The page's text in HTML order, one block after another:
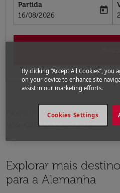
Partida
fc-booking-departure-date-
16/08/2026
today
Página inicial Voos
Voos Cotonou - Alemanha
Explorar mais
para a Alemanha
By clicking “Accept All Cookies”,
on your device to enhance site
assist in our marketing efforts.
Cookies Settings